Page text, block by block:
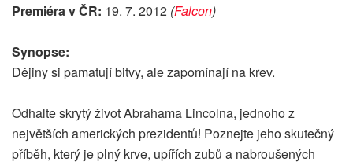
Premiéra v ČR: 19. 7. 2012 (Falcon)
Synopse:
Dějiny si pamatují bitvy, ale zapomínají na krev.
Odhalte skrytý život Abrahama Lincolna, jednoho z
největších amerických prezidentů! Poznejte jeho skutečný
příběh, který je plný krve, upířích zubů a nabroušených